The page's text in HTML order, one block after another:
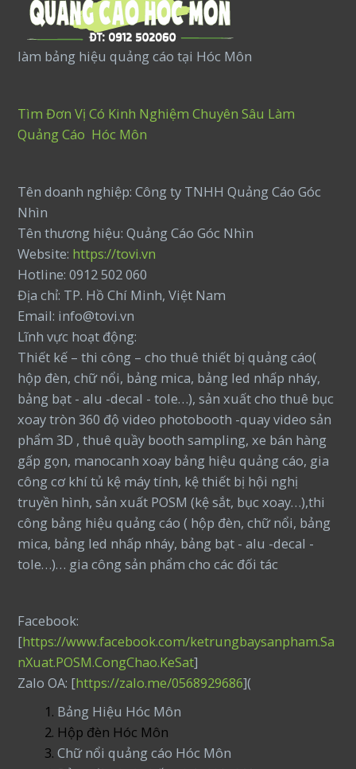
làm bảng hiệu quảng cáo tại Hóc Môn
Tìm Đơn Vị Có Kinh Nghiệm Chuyên Sâu Làm
Quảng Cáo Hóc Môn
Tên doanh nghiệp: Công ty TNHH Quảng Cáo Góc
Nhìn
Tên thương hiệu: Quảng Cáo Góc Nhìn
Website: https://tovi.vn
Hotline: 0912 502 060
Địa chỉ: TP. Hồ Chí Minh, Việt Nam
Email: info@tovi.vn
Lĩnh vực hoạt động:
Thiết kế – thi công – cho thuê thiết bị quảng cáo(
hộp đèn, chữ nổi, bảng mica, bảng led nhấp nháy,
bảng bạt - alu -decal - tole…), sản xuất cho thuê bục
xoay tròn 360 độ video photobooth -quay video sản
phẩm 3D , thuê quầy booth sampling, xe bán hàng
gấp gọn, manocanh xoay bảng hiệu quảng cáo, gia
công cơ khí tủ kệ máy tính, kệ thiết bị hội nghị
truyền hình, sản xuất POSM (kệ sắt, bục xoay…),thi
công bảng hiệu quảng cáo ( hộp đèn, chữ nổi, bảng
mica, bảng led nhấp nháy, bảng bạt - alu -decal -
tole…)… gia công sản phẩm cho các đối tác
Facebook:
[https://www.facebook.com/ketrungbaysanpham.Sa
nXuat.POSM.CongChao.KeSat]
Zalo OA: [https://zalo.me/0568929686](
Bảng Hiệu Hóc Môn
Hộp đèn Hóc Môn
Chữ nổi quảng cáo Hóc Môn